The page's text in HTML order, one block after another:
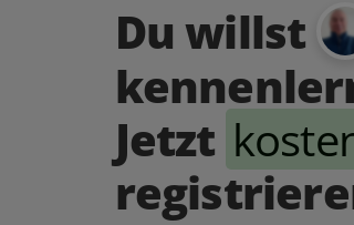
Du willst
Jetzt